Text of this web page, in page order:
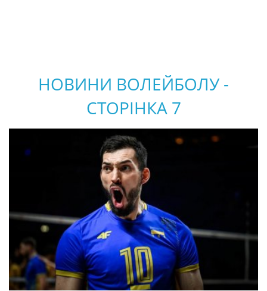
НОВИНИ ВОЛЕЙБОЛУ -
СТОРІНКА 7